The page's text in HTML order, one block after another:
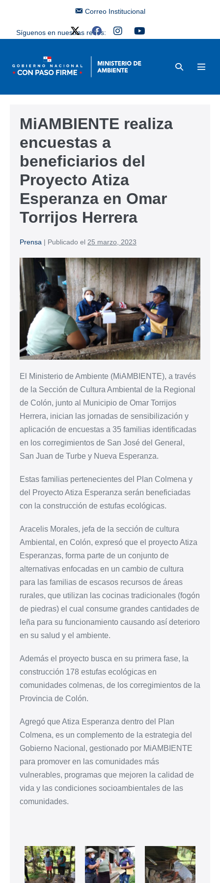
Correo Institucional
Síguenos en nuestras redes:
MiAMBIENTE realiza
encuestas a
beneficiarios del
Proyecto Atiza
Esperanza en Omar
Torrijos Herrera
Prensa | Publicado el 25 marzo, 2023
El Ministerio de Ambiente (MiAMBIENTE), a través
de la Sección de Cultura Ambiental de la Regional
de Colón, junto al Municipio de Omar Torrijos
Herrera, inician las jornadas de sensibilización y
aplicación de encuestas a 35 familias identificadas
en los corregimientos de San José del General,
San Juan de Turbe y Nueva Esperanza.
Estas familias pertenecientes del Plan Colmena y
del Proyecto Atiza Esperanza serán beneficiadas
con la construcción de estufas ecológicas.
Aracelis Morales, jefa de la sección de cultura
Ambiental, en Colón, expresó que el proyecto Atiza
Esperanzas, forma parte de un conjunto de
alternativas enfocadas en un cambio de cultura
para las familias de escasos recursos de áreas
rurales, que utilizan las cocinas tradicionales (fogón
de piedras) el cual consume grandes cantidades de
leña para su funcionamiento causando así deterioro
en su salud y el ambiente.
Además el proyecto busca en su primera fase, la
construcción 178 estufas ecológicas en
comunidades colmenas, de los corregimientos de la
Provincia de Colón.
Agregó que Atiza Esperanza dentro del Plan
Colmena, es un complemento de la estrategia del
Gobierno Nacional, gestionado por MiAMBIENTE
para promover en las comunidades más
vulnerables, programas que mejoren la calidad de
vida y las condiciones socioambientales de las
comunidades.